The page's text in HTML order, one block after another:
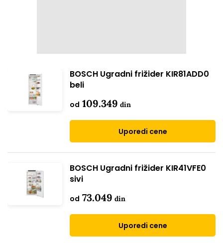
BOSCH Ugradni frižider KIR81ADD0
beli
od 109.349 din
Uporedi cene
BOSCH Ugradni frižider KIR41VFE0
sivi
od 73.049 din
Uporedi cene